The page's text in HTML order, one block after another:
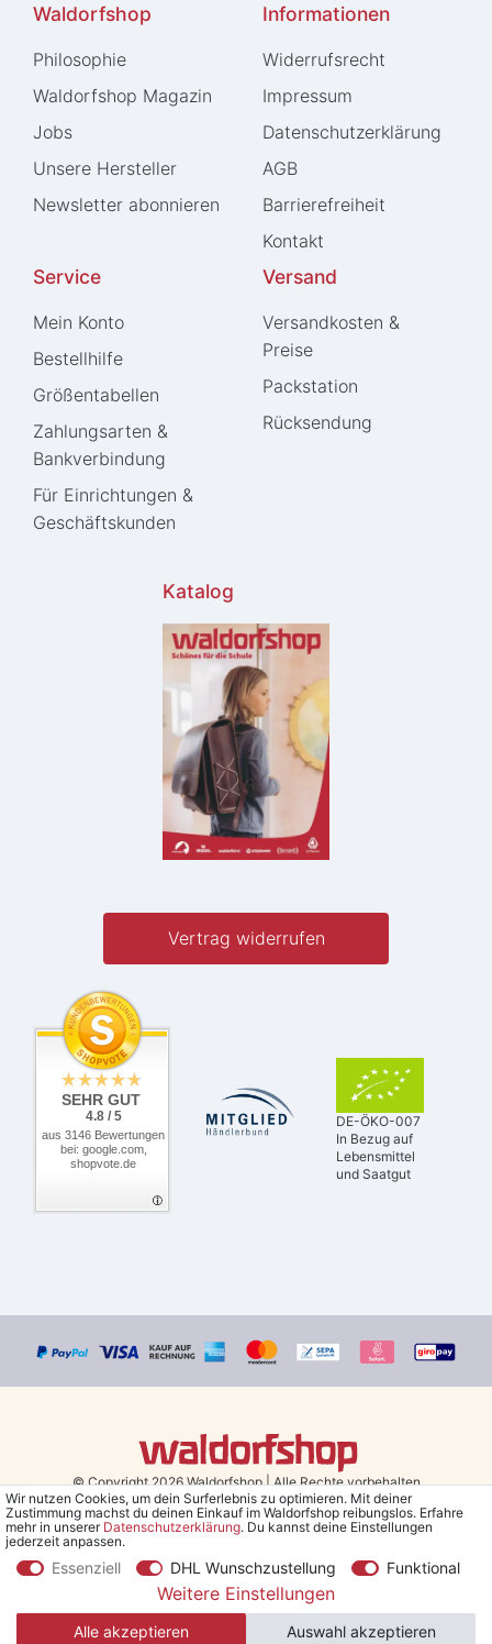
Waldorfshop
Philosophie
Waldorfshop Magazin
Jobs
Unsere Hersteller
Newsletter abonnieren
Informationen
Widerrufs­recht
Impressum
Daten­schutz­erklärung
AGB
Barrierefreiheit
Kontakt
Service
Mein Konto
Bestellhilfe
Größentabellen
Zahlungsarten &
Bankverbindung
Für Einrichtungen &
Geschäftskunden
Versand
Versandkosten &
Preise
Packstation
Rücksendung
Katalog
Vertrag widerrufen
SEHR GUT
4.8 / 5
aus 3146 Bewertungen
bei: google.com,
shopvote.de
DE-ÖKO-007
In Bezug auf
Lebensmittel
und Saatgut
© Copyright 2026 Waldorfshop|Alle Rechte vorbehalten.
Bestellungen mit Prio Versand bis 13 Uhr, garantierter Versand am
*Kostenlose Lieferung in Deutschland und Österreich ab 79 €.
nur für Sparversand - ausgenommen Sperrgut und Speditionsware)
**Den 5€ Gutschein erhältst du nach Bestätigung des Newsletters
Wir nutzen Cookies, um dein Surferlebnis zu optimieren. Mit deiner
Zustimmung machst du deinen Einkauf im Waldorfshop reibungslos. Erfahre
mehr in unserer Daten­schutz­erklärung. Du kannst deine Einstellungen
jederzeit anpassen.
Essenziell DHL Wunschzustellung Funktional
Weitere Einstellungen
Alle akzeptieren Auswahl akzeptieren